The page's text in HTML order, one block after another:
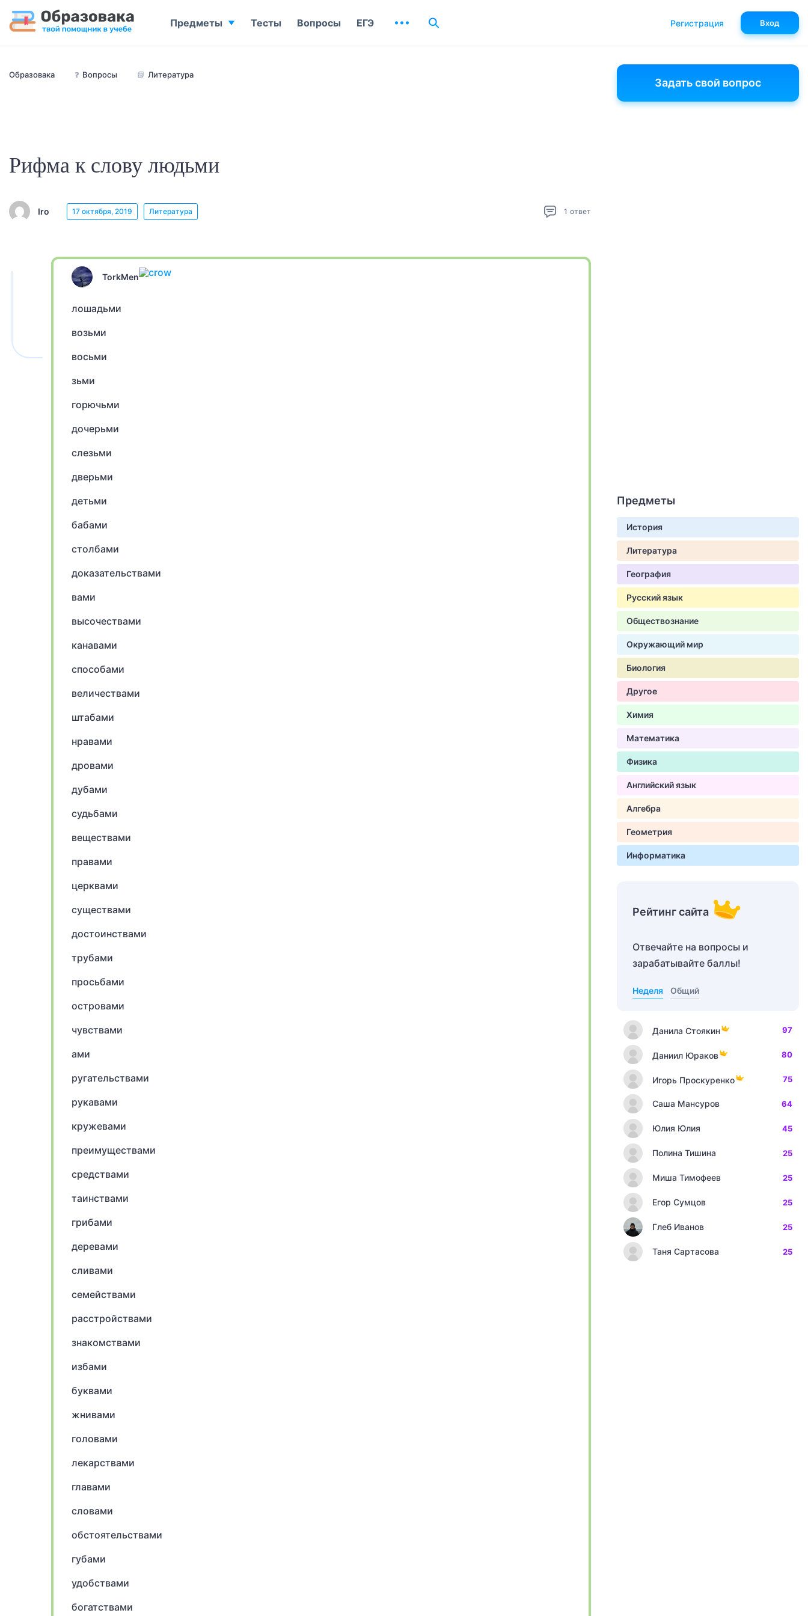
Образовака ❓ Вопросы 📗 Литература
Рифма к слову людьми
Iro 17 октября, 2019 Литература 1 ответ
TorkMen
лошадьми
возьми
восьми
зьми
горючьми
дочерьми
слезьми
дверьми
детьми
бабами
столбами
доказательствами
вами
высочествами
канавами
способами
величествами
штабами
нравами
дровами
дубами
судьбами
веществами
правами
церквами
существами
достоинствами
трубами
просьбами
островами
чувствами
ами
ругательствами
рукавами
кружевами
преимуществами
средствами
таинствами
грибами
деревами
сливами
семействами
расстройствами
знакомствами
избами
буквами
жнивами
головами
лекарствами
главами
словами
обстоятельствами
губами
удобствами
богатствами
Задать свой вопрос
Предметы
История
Литература
География
Русский язык
Обществознание
Окружающий мир
Биология
Другое
Химия
Математика
Физика
Английский язык
Алгебра
Геометрия
Информатика
Рейтинг сайта
Отвечайте на вопросы и
зарабатывайте баллы!
Неделя Общий
Данила Стоякин 97
Даниил Юраков 80
Игорь Проскуренко 75
Саша Мансуров 64
Юлия Юлия 45
Полина Тишина 25
Миша Тимофеев 25
Егор Сумцов 25
Глеб Иванов 25
Таня Сартасова 25
Предметы Тесты Вопросы ЕГЭ Регистрация Вход